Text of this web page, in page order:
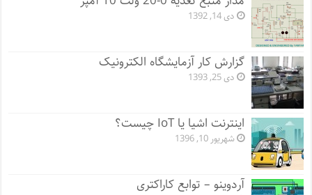
دی 14, 1392
گزارش کار آزمایشگاه الکترونیک
دی 25, 1393
اینترنت اشیا یا IoT چیست؟
شهریور 10, 1396
آردوینو – توابع کاراکتری